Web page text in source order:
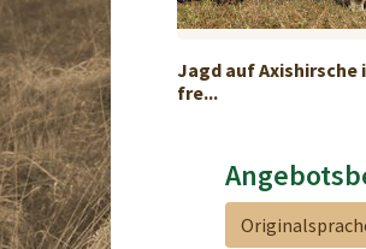
Jagd auf Axishirsche
fre...